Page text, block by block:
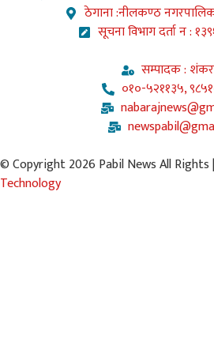
ठेगाना :नीलकण्ठ
सूचना विभाग दर्ता न :
सम्पादक : शंकर
०१०-५२११३५,
© Copyright 2026 Pabil News All Rights
Technology